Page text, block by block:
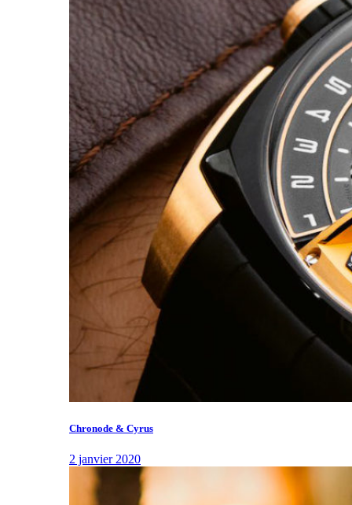
Chronode & Cyrus
2 janvier 2020